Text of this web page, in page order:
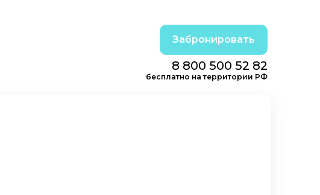
Забронировать
8 800 500 52 82
бесплатно на территории РФ